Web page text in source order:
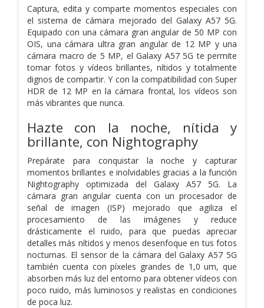
Captura, edita y comparte momentos especiales con
el sistema de cámara mejorado del Galaxy A57 5G.
Equipado con una cámara gran angular de 50 MP con
OIS, una cámara ultra gran angular de 12 MP y una
cámara macro de 5 MP, el Galaxy A57 5G te permite
tomar fotos y vídeos brillantes, nítidos y totalmente
dignos de compartir. Y con la compatibilidad con Super
HDR de 12 MP en la cámara frontal, los vídeos son
más vibrantes que nunca.
Hazte con la noche, nítida y
brillante, con Nightography
Prepárate para conquistar la noche y capturar
momentos brillantes e inolvidables gracias a la función
Nightography optimizada del Galaxy A57 5G. La
cámara gran angular cuenta con un procesador de
señal de imagen (ISP) mejorado que agiliza el
procesamiento de las imágenes y reduce
drásticamente el ruido, para que puedas apreciar
detalles más nítidos y menos desenfoque en tus fotos
nocturnas. El sensor de la cámara del Galaxy A57 5G
también cuenta con píxeles grandes de 1,0 um, que
absorben más luz del entorno para obtener vídeos con
poco ruido, más luminosos y realistas en condiciones
de poca luz.